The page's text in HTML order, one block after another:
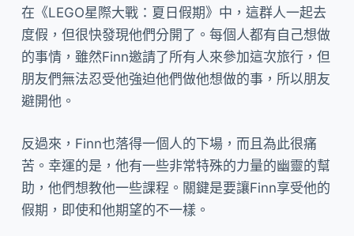
在《LEGO星際大戰：夏日假期》中，這群人一起去
度假，但很快發現他們分開了。每個人都有自己想做
的事情，雖然Finn邀請了所有人來參加這次旅行，但
朋友們無法忍受他強迫他們做他想做的事，所以朋友
避開他。
反過來，Finn也落得一個人的下場，而且為此很痛
苦。幸運的是，他有一些非常特殊的力量的幽靈的幫
助，他們想教他一些課程。關鍵是要讓Finn享受他的
假期，即使和他期望的不一樣。